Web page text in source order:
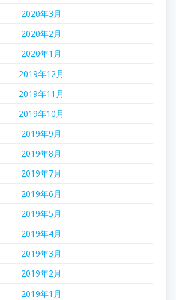
2020年3月
2020年2月
2020年1月
2019年12月
2019年11月
2019年10月
2019年9月
2019年8月
2019年7月
2019年6月
2019年5月
2019年4月
2019年3月
2019年2月
2019年1月